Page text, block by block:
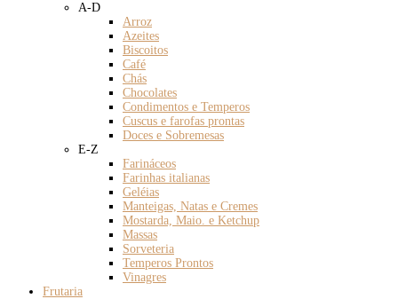
A-D
Arroz
Azeites
Biscoitos
Café
Chás
Chocolates
Condimentos e Temperos
Cuscus e farofas prontas
Doces e Sobremesas
E-Z
Farináceos
Farinhas italianas
Geléias
Manteigas, Natas e Cremes
Mostarda, Maio. e Ketchup
Massas
Sorveteria
Temperos Prontos
Vinagres
Frutaria